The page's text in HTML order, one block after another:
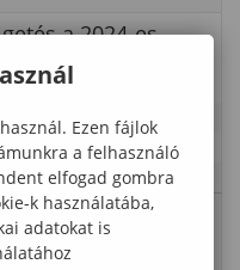
a 2024-es
(BSc).
15 23:55:00
Kar
Ezen fájlok
a felhasználó
elfogad gombra
k használatába,
adatokat is